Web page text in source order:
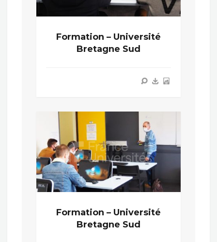
Formation – Université
Bretagne Sud
Formation – Université
Bretagne Sud